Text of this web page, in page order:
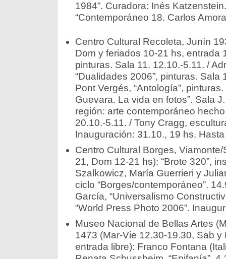
1984”. Curadora: Inés
“Contemporáneo 18. Carlos
Centro Cultural Recoleta, Junín
Dom y feriados 10-21 hs, entrada
pinturas. Sala 11. 12.10.-5.11. /
“Dualidades 2006”, pinturas. Sala
Pont Vergés, “Antología”,
Guevara. La vida en fotos”. Sala
región: arte contemporáneo
20.10.-5.11. / Tony Cragg,
Inauguración: 31.10., 19 hs.
Centro Cultural Borges,
21, Dom 12-21 hs): “Brote 320”,
Szalkowicz, María Guerrieri y
ciclo “Borges/contemporáneo”.
García, “Universalismo
“World Press Photo 2006”.
Museo Nacional de Bellas Artes
1473 (Mar-Vie 12.30-19.30, Sab y
entrada libre): Franco Fontana